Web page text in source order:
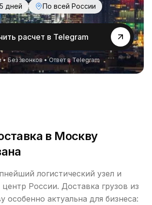
дней
По всей России
расчет в Telegram
• Без звонков • Ответ в Telegram
в Москву
логистический узел и
России. Доставка грузов из
особенно актуальна для бизнеса: